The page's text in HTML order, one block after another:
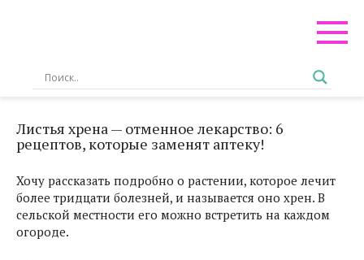
Листья хрена — отменное лекарство: 6
рецептов, которые заменят аптеку!
Хочу рассказать подробно о растении, которое лечит
более тридцати болезней, и называется оно хрен. В
сельской местности его можно встретить на каждом
огороде.